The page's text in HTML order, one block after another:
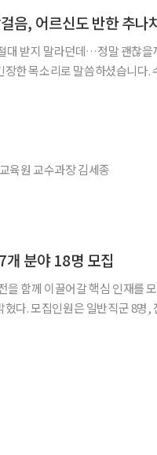
음, 어르신도 반한 추나
대 받지 말라던데…정말 괜찮을
한 목소리로 말씀하셨습니다.
명 △ 국세공무원교육원 교수과장 김세종
분야 18명 모집
함께 이끌어갈 핵심 인재를